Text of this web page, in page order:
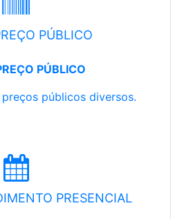
PÚBLICO
PÚBLICO
públicos diversos.
PRESENCIAL